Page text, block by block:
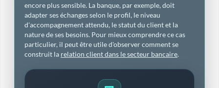
encore plus sensible. La banque, par exemple, doit
adapter ses échanges selon le profil, le niveau
d'accompagnement attendu, le statut du client et la
nature de ses besoins. Pour mieux comprendre ce cas
particulier, il peut être utile d'observer comment se
construit la relation client dans le secteur bancaire.